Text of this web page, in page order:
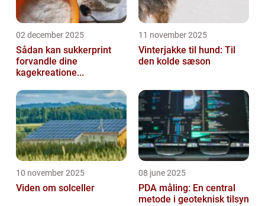
02 december 2025
Sådan kan sukkerprint
forvandle dine
kagekreatione...
11 november 2025
Vinterjakke til hund: Til
den kolde sæson
10 november 2025
Viden om solceller
08 june 2025
PDA måling: En central
metode i geoteknisk tilsyn